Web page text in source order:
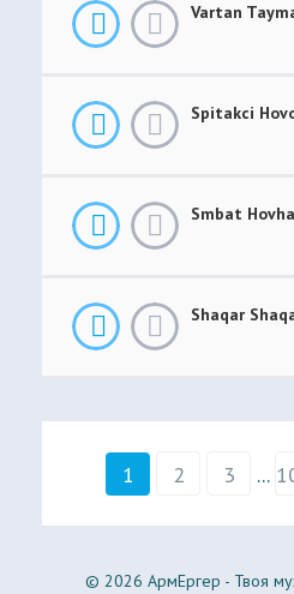
Spitakci
1 2 3 ...
© 2026 АрмЕргер - Твоя